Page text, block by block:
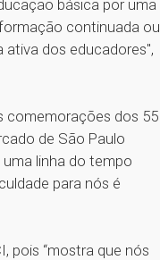
básica por uma
continuada ou
dos educadores",
comemorações dos 55
de São Paulo
linha do tempo
para nós é
pois “mostra que nós